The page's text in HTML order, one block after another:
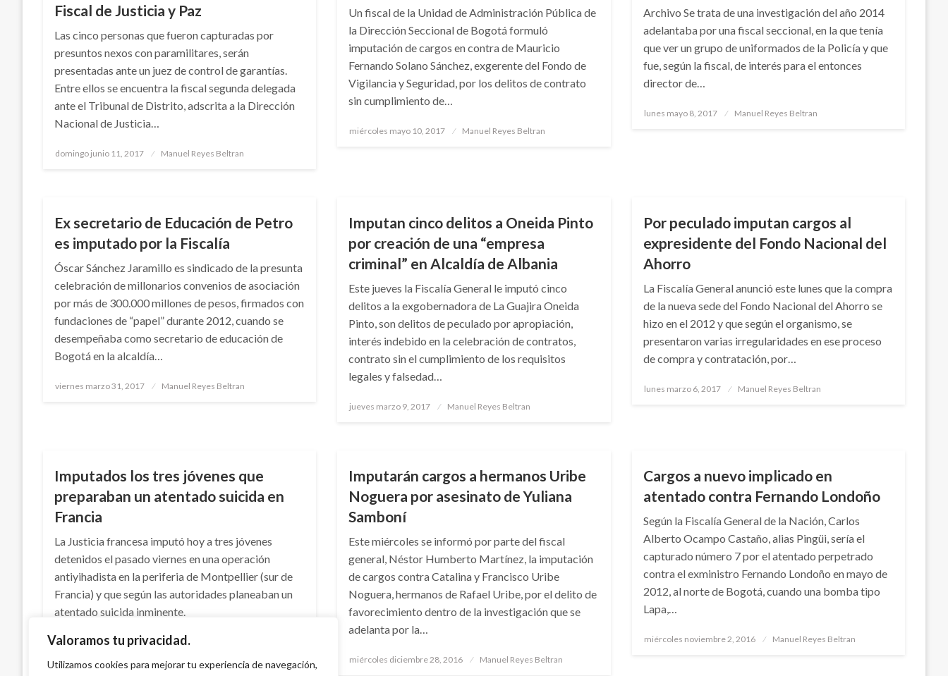
Valoramos tu privacidad.
Utilizamos cookies para mejorar tu experiencia de navegación,
Fiscal de Justicia y Paz
Las cinco personas que fueron capturadas por
presuntos nexos con paramilitares, serán
presentadas ante un juez de control de garantías.
Entre ellos se encuentra la fiscal segunda delegada
ante el Tribunal de Distrito, adscrita a la Dirección
Nacional de Justicia…
Publicado
domingo junio 11, 2017 Manuel Reyes Beltran
Un fiscal de la Unidad de Administración Pública de
la Dirección Seccional de Bogotá formuló
imputación de cargos en contra de Mauricio
Fernando Solano Sánchez, exgerente del Fondo de
Vigilancia y Seguridad, por los delitos de contrato
sin cumplimiento de…
Publicado
miércoles mayo 10, 2017 Manuel Reyes Beltran
Archivo Se trata de una investigación del año 2014
adelantaba por una fiscal seccional, en la que tenía
que ver un grupo de uniformados de la Policía y que
fue, según la fiscal, de interés para el entonces
director de…
Publicado
lunes mayo 8, 2017 Manuel Reyes Beltran
Ex secretario de Educación de Petro
es imputado por la Fiscalía
Óscar Sánchez Jaramillo es sindicado de la presunta
celebración de millonarios convenios de asociación
por más de 300.000 millones de pesos, firmados con
fundaciones de “papel” durante 2012, cuando se
desempeñaba como secretario de educación de
Bogotá en la alcaldía…
Publicado
viernes marzo 31, 2017 Manuel Reyes Beltran
Imputan cinco delitos a Oneida Pinto
por creación de una “empresa
criminal” en Alcaldía de Albania
Este jueves la Fiscalía General le imputó cinco
delitos a la exgobernadora de La Guajira Oneida
Pinto, son delitos de peculado por apropiación,
interés indebido en la celebración de contratos,
contrato sin el cumplimiento de los requisitos
legales y falsedad…
Publicado
jueves marzo 9, 2017 Manuel Reyes Beltran
Por peculado imputan cargos al
expresidente del Fondo Nacional del
Ahorro
La Fiscalía General anunció este lunes que la compra
de la nueva sede del Fondo Nacional del Ahorro se
hizo en el 2012 y que según el organismo, se
presentaron varias irregularidades en ese proceso
de compra y contratación, por…
Publicado
lunes marzo 6, 2017 Manuel Reyes Beltran
Imputados los tres jóvenes que
preparaban un atentado suicida en
Francia
La Justicia francesa imputó hoy a tres jóvenes
detenidos el pasado viernes en una operación
antiyihadista en la periferia de Montpellier (sur de
Francia) y que según las autoridades planeaban un
atentado suicida inminente.
Publicado
martes febrero 14, 2017 Manuel Reyes Beltran
Imputarán cargos a hermanos Uribe
Noguera por asesinato de Yuliana
Samboní
Este miércoles se informó por parte del fiscal
general, Néstor Humberto Martínez, la imputación
de cargos contra Catalina y Francisco Uribe
Noguera, hermanos de Rafael Uribe, por el delito de
favorecimiento dentro de la investigación que se
adelanta por la…
Publicado
miércoles diciembre 28, 2016 Manuel Reyes Beltran
Cargos a nuevo implicado en
atentado contra Fernando Londoño
Según la Fiscalía General de la Nación, Carlos
Alberto Ocampo Castaño, alias Pingüi, sería el
capturado número 7 por el atentado perpetrado
contra el exministro Fernando Londoño en mayo de
2012, al norte de Bogotá, cuando una bomba tipo
Lapa,…
Publicado
miércoles noviembre 2, 2016 Manuel Reyes Beltran